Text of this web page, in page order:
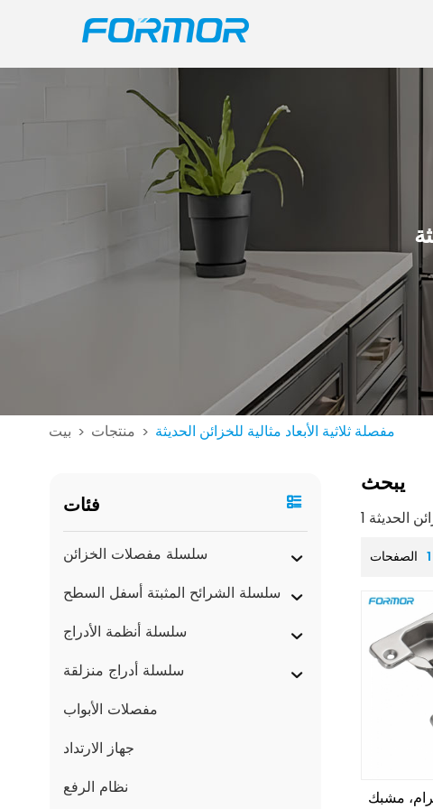
بيت > منتجات > مفصلة ثلاثية الأبعاد مثالية للخزائن الحديثة
فئات
سلسلة مفصلات الخزائن
سلسلة الشرائح المثبتة أسفل السطح
سلسلة أنظمة الأدراج
سلسلة أدراج منزلقة
مفصلات الأبواب
جهاز الارتداد
نظام الرفع
يبحث
1 الصفحات
مربعة 112 غرام، مشبك